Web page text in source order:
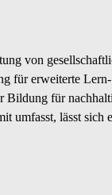
von
für erweiterte
Bildung für
umfasst, lässt